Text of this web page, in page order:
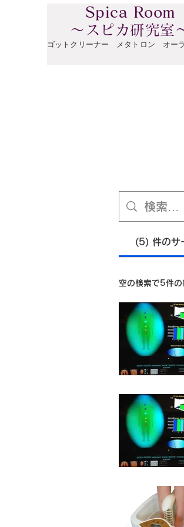
Spica Room
～スピカ研究室
ゴットクリーナー メタトロン オー
(5) 件のサ
空の検索で5件の